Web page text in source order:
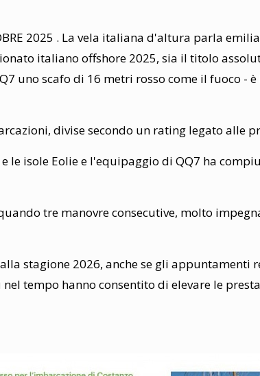
2025 . La vela italiana d'altura parla
italiano offshore 2025, sia il titolo
uno scafo di 16 metri rosso come il fuoco -
divise secondo un rating legato alle
le isole Eolie e l'equipaggio di QQ7 ha
tre manovre consecutive, molto
stagione 2026, anche se gli appuntamenti
tempo hanno consentito di elevare le